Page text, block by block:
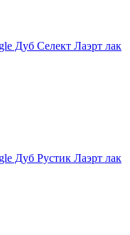
Дуб Селект Лаэрт лак
Дуб Рустик Лаэрт лак